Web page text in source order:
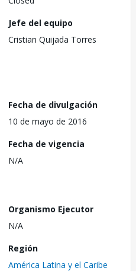
Jefe del equipo
Cristian Quijada Torres
Fecha de divulgación
10 de mayo de 2016
Fecha de vigencia
N/A
Organismo Ejecutor
N/A
Región
América Latina y el Caribe